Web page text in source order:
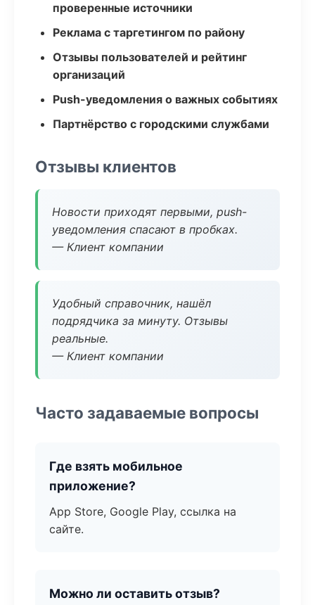
проверенные источники
Реклама с таргетингом по району
Отзывы пользователей и рейтинг
организаций
Push-уведомления о важных событиях
Партнёрство с городскими службами
Отзывы клиентов
Новости приходят первыми, push-
уведомления спасают в пробках.
— Клиент компании
Удобный справочник, нашёл
подрядчика за минуту. Отзывы
реальные.
— Клиент компании
Часто задаваемые вопросы
Где взять мобильное
приложение?
App Store, Google Play, ссылка на
сайте.
Можно ли оставить отзыв?